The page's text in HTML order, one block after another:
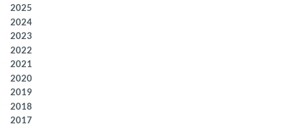
2025
2024
2023
2022
2021
2020
2019
2018
2017